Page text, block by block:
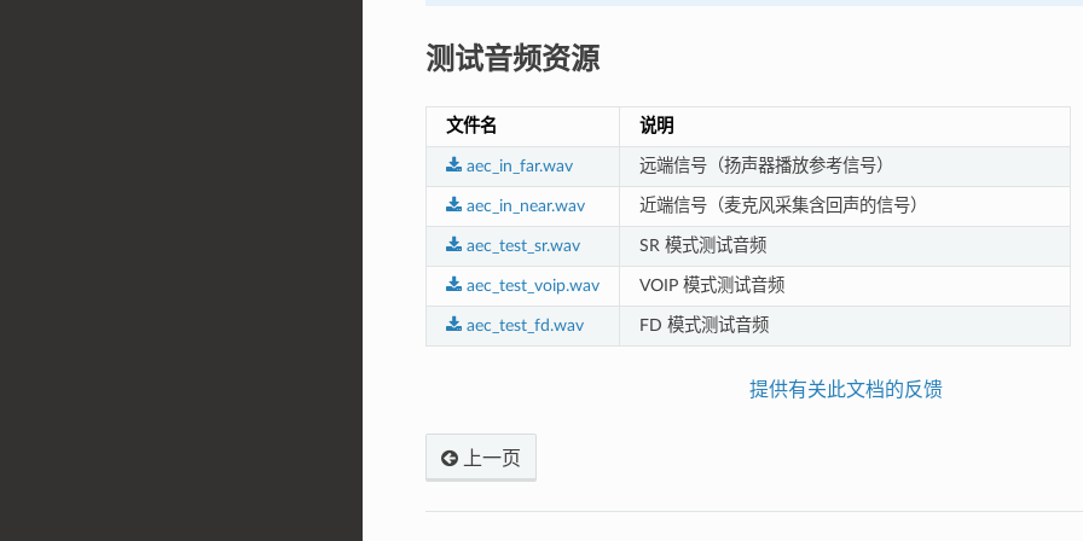
测试音频资源
文件名 说明
aec_in_far.wav 远端信号（扬声器播放参考信号）
aec_in_near.wav 近端信号（麦克风采集含回声的信号）
aec_test_sr.wav SR 模式测试音频
aec_test_voip.wav VOIP 模式测试音频
aec_test_fd.wav FD 模式测试音频
提供有关此文档的反馈
上一页